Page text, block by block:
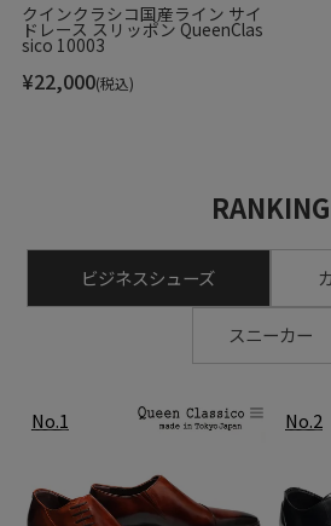
クインクラシコ国産ライン サイ
ドレース スリッポン QueenClas
sico 10003
¥22,000(税込)
RANKING
ビジネスシューズ
スニーカー